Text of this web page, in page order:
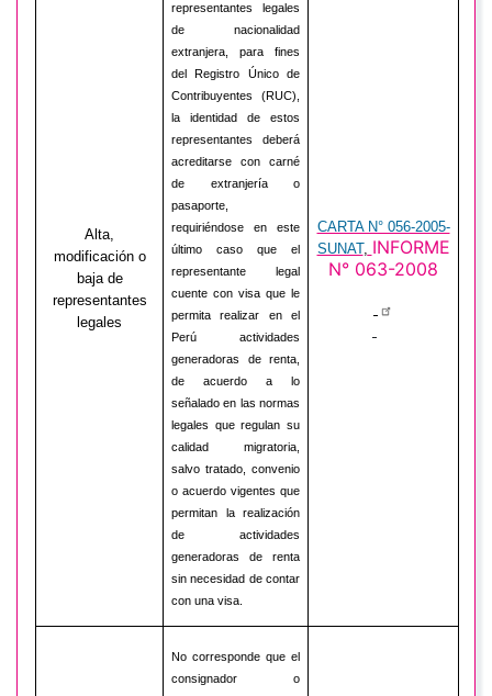
Alta,
modificación o
baja de
representantes
legales
representantes legales
de nacionalidad
extranjera, para fines
del Registro Único de
Contribuyentes (RUC),
la identidad de estos
representantes deberá
acreditarse con carné
de extranjería o
pasaporte,
requiriéndose en este
último caso que el
representante legal
cuente con visa que le
permita realizar en el
Perú actividades
generadoras de renta,
de acuerdo a lo
señalado en las normas
legales que regulan su
calidad migratoria,
salvo tratado, convenio
o acuerdo vigentes que
permitan la realización
de actividades
generadoras de renta
sin necesidad de contar
con una visa.
CARTA N° 056-2005-
SUNAT, INFORME
N° 063-2008
No corresponde que el
consignador o